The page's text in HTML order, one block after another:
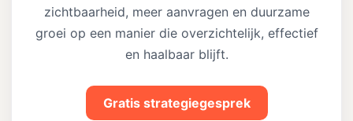
zichtbaarheid, meer aanvragen en duurzame
groei op een manier die overzichtelijk, effectief
en haalbaar blijft.
Gratis strategiegesprek